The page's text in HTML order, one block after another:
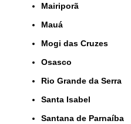
Mairiporã
Mauá
Mogi das Cruzes
Osasco
Rio Grande da Serra
Santa Isabel
Santana de Parnaíba